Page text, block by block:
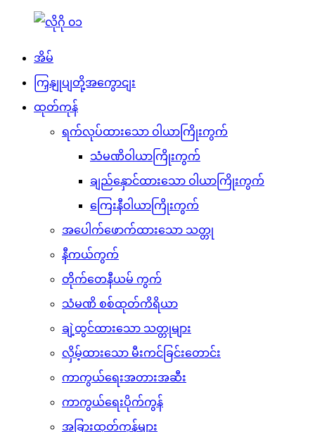
အိမ်
ကြှနျုပျတို့အကွောငျး
ထုတ်ကုန်
ရက်လုပ်ထားသော ဝါယာကြိုးကွက်
သံမဏိဝါယာကြိုးကွက်
ချည်နှောင်ထားသော ဝါယာကြိုးကွက်
ကြေးနီဝါယာကြိုးကွက်
အပေါက်ဖောက်ထားသော သတ္တု
နီကယ်ကွက်
တိုက်တေနီယမ် ကွက်
သံမဏိ စစ်ထုတ်ကိရိယာ
ချဲ့ထွင်ထားသော သတ္တုများ
လှိမ့်ထားသော မီးကင်ခြင်းတောင်း
ကာကွယ်ရေးအတားအဆီး
ကာကွယ်ရေးပိုက်ကွန်
အခြားထုတ်ကုန်များ